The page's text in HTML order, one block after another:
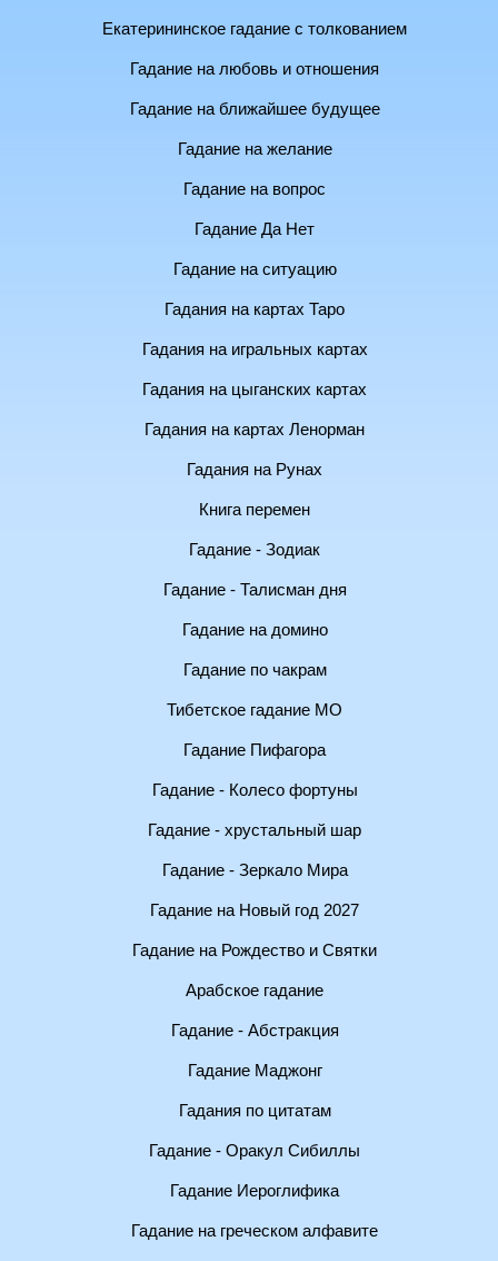
Екатерининское гадание с толкованием
Гадание на любовь и отношения
Гадание на ближайшее будущее
Гадание на желание
Гадание на вопрос
Гадание Да Нет
Гадание на ситуацию
Гадания на картах Таро
Гадания на игральных картах
Гадания на цыганских картах
Гадания на картах Ленорман
Гадания на Рунах
Книга перемен
Гадание - Зодиак
Гадание - Талисман дня
Гадание на домино
Гадание по чакрам
Тибетское гадание МО
Гадание Пифагора
Гадание - Колесо фортуны
Гадание - хрустальный шар
Гадание - Зеркало Мира
Гадание на Новый год 2027
Гадание на Рождество и Святки
Арабское гадание
Гадание - Абстракция
Гадание Маджонг
Гадания по цитатам
Гадание - Оракул Сибиллы
Гадание Иероглифика
Гадание на греческом алфавите